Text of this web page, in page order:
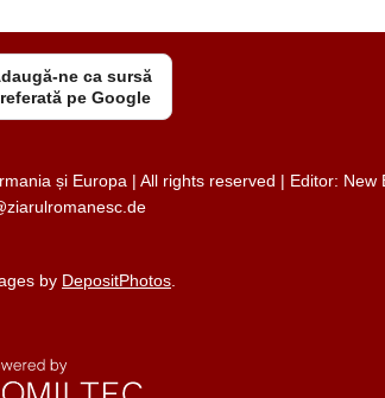
ne ca sursă
pe Google
și Europa | All rights reserved | Editor: New
by DepositPhotos